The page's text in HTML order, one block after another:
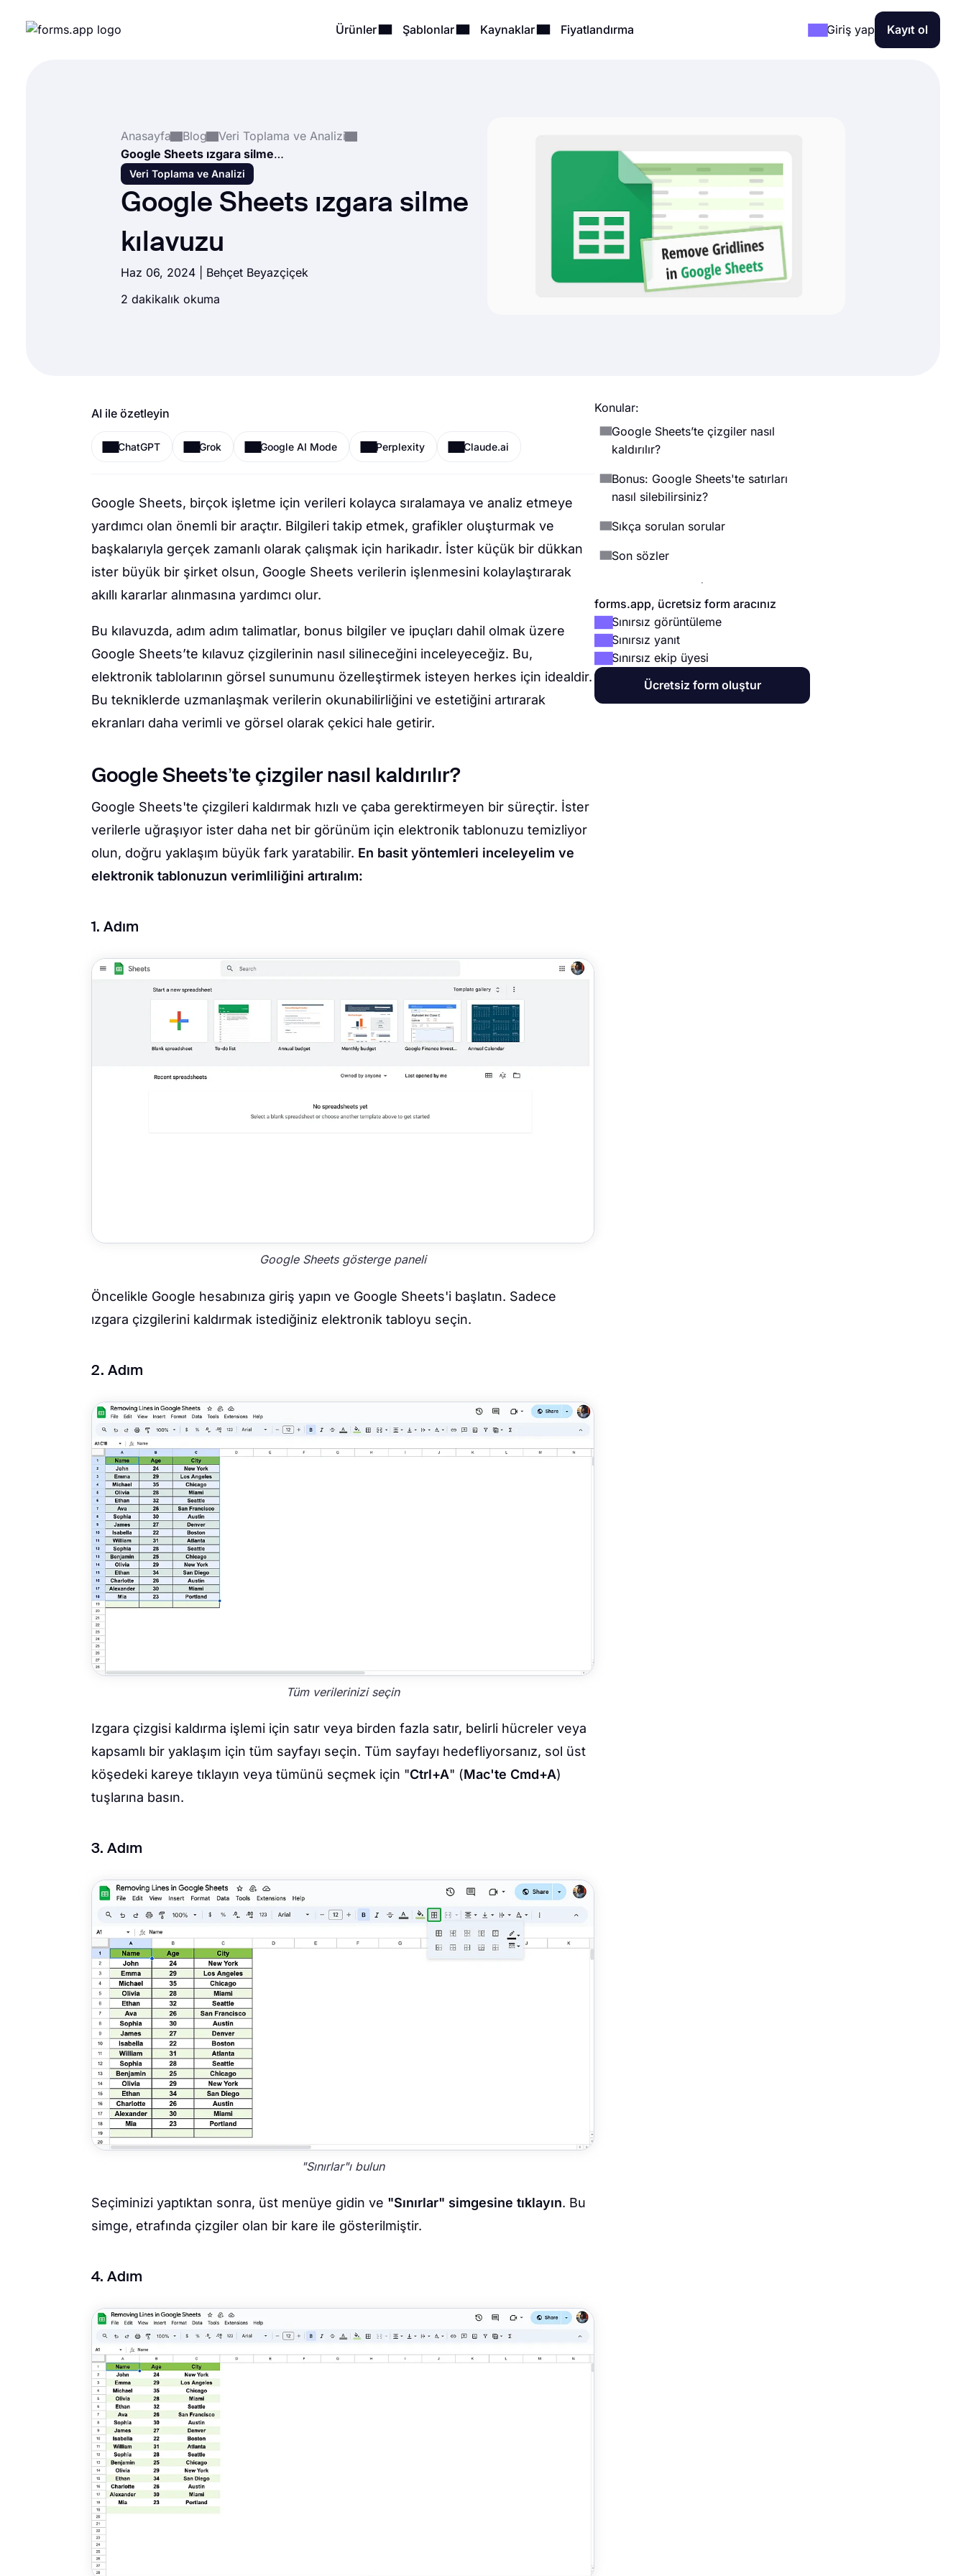
Ürünler Şablonlar Kaynaklar Fiyatlandırma Giriş yap Kayıt ol
Anasayfa Blog
Veri Toplama ve Analizi
Google Sheets ızgara silme kılavuzu
Veri Toplama ve Analizi
Google Sheets ızgara silme
kılavuzu
Haz 06, 2024 | Behçet Beyazçiçek
2 dakikalık okuma
AI ile özetleyin
ChatGPT Grok Google AI Mode Perplexity Claude.ai
Google Sheets, birçok işletme için verileri kolayca sıralamaya ve analiz etmeye
yardımcı olan önemli bir araçtır. Bilgileri takip etmek, grafikler oluşturmak ve
başkalarıyla gerçek zamanlı olarak çalışmak için harikadır. İster küçük bir dükkan
ister büyük bir şirket olsun, Google Sheets verilerin işlenmesini kolaylaştırarak
akıllı kararlar alınmasına yardımcı olur.
Bu kılavuzda, adım adım talimatlar, bonus bilgiler ve ipuçları dahil olmak üzere
Google Sheets’te kılavuz çizgilerinin nasıl silineceğini inceleyeceğiz. Bu,
elektronik tablolarının görsel sunumunu özelleştirmek isteyen herkes için idealdir.
Bu tekniklerde uzmanlaşmak verilerin okunabilirliğini ve estetiğini artırarak
ekranları daha verimli ve görsel olarak çekici hale getirir.
Google Sheets’te çizgiler nasıl kaldırılır?
Google Sheets'te çizgileri kaldırmak hızlı ve çaba gerektirmeyen bir süreçtir. İster
verilerle uğraşıyor ister daha net bir görünüm için elektronik tablonuzu temizliyor
olun, doğru yaklaşım büyük fark yaratabilir. En basit yöntemleri inceleyelim ve
elektronik tablonuzun verimliliğini artıralım:
1. Adım
Google Sheets gösterge paneli
Öncelikle Google hesabınıza giriş yapın ve Google Sheets'i başlatın. Sadece
ızgara çizgilerini kaldırmak istediğiniz elektronik tabloyu seçin.
2. Adım
Tüm verilerinizi seçin
Izgara çizgisi kaldırma işlemi için satır veya birden fazla satır, belirli hücreler veya
kapsamlı bir yaklaşım için tüm sayfayı seçin. Tüm sayfayı hedefliyorsanız, sol üst
köşedeki kareye tıklayın veya tümünü seçmek için "Ctrl+A" (Mac'te Cmd+A)
tuşlarına basın.
3. Adım
"Sınırlar"ı bulun
Seçiminizi yaptıktan sonra, üst menüye gidin ve "Sınırlar" simgesine tıklayın. Bu
simge, etrafında çizgiler olan bir kare ile gösterilmiştir.
4. Adım
Konular:
Google Sheets’te çizgiler nasıl
kaldırılır?
Bonus: Google Sheets'te satırları
nasıl silebilirsiniz?
Sıkça sorulan sorular
Son sözler
forms.app, ücretsiz form aracınız
Sınırsız görüntüleme
Sınırsız yanıt
Sınırsız ekip üyesi
Ücretsiz form oluştur